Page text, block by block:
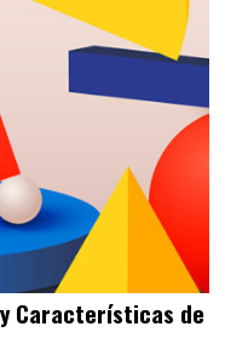
Características de